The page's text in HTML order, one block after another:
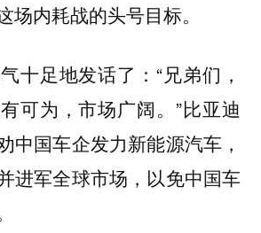
场内耗战的头号目标。
十足地发话了：“兄弟们，
可为，市场广阔。”比亚迪
中国车企发力新能源汽车，
进军全球市场，以免中国车